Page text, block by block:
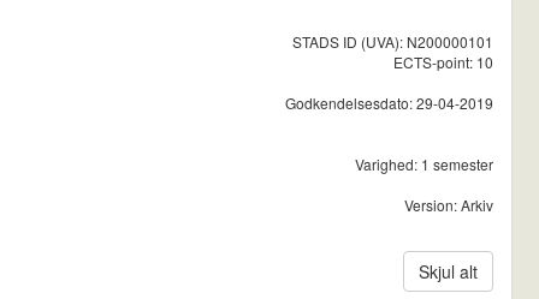
STADS ID (UVA): N200000101
ECTS-point: 10
Godkendelsesdato: 29-04-2019
Varighed: 1 semester
Version: Arkiv
Skjul alt